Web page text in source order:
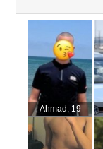
Ahmad , 19